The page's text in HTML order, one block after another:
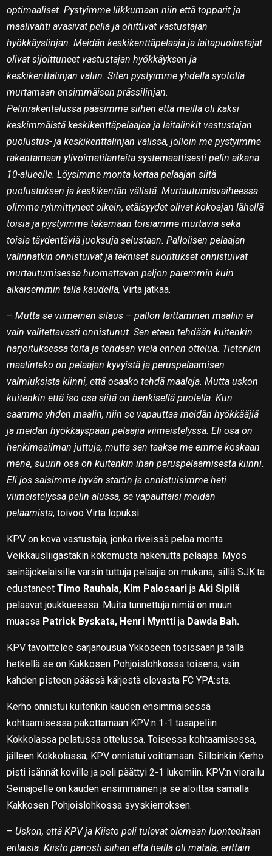
optimaaliset. Pystyimme liikkumaan niin että topparit ja
maalivahti avasivat peliä ja ohittivat vastustajan
hyökkäyslinjan. Meidän keskikenttäpelaaja ja laitapuolustajat
olivat sijoittuneet vastustajan hyökkäyksen ja
keskikenttälinjan väliin. Siten pystyimme yhdellä syötöllä
murtamaan ensimmäisen prässilinjan.
Pelinrakentelussa pääsimme siihen että meillä oli kaksi
keskimmäistä keskikenttäpelaajaa ja laitalinkit vastustajan
puolustus- ja keskikenttälinjan välissä, jolloin me pystyimme
rakentamaan ylivoimatilanteita systemaattisesti pelin aikana
10-alueelle. Löysimme monta kertaa pelaajan siitä
puolustuksen ja keskikentän välistä. Murtautumisvaiheessa
olimme ryhmittyneet oikein, etäisyydet olivat kokoajan lähellä
toisia ja pystyimme tekemään toisiamme murtavia sekä
toisia täydentäviä juoksuja selustaan. Pallolisen pelaajan
valinnatkin onnistuivat ja tekniset suoritukset onnistuivat
murtautumisessa huomattavan paljon paremmin kuin
aikaisemmin tällä kaudella, Virta jatkaa.
–Mutta se viimeinen silaus – pallon laittaminen maaliin ei
vain valitettavasti onnistunut. Sen eteen tehdään kuitenkin
harjoituksessa töitä ja tehdään vielä ennen ottelua. Tietenkin
maalinteko on pelaajan kyvyistä ja peruspelaamisen
valmiuksista kiinni, että osaako tehdä maaleja. Mutta uskon
kuitenkin että iso osa siitä on henkisellä puolella. Kun
saamme yhden maalin, niin se vapauttaa meidän hyökkääjiä
ja meidän hyökkäyspään pelaajia viimeistelyssä. Eli osa on
henkimaailman juttuja, mutta sen taakse me emme koskaan
mene, suurin osa on kuitenkin ihan peruspelaamisesta kiinni.
Eli jos saisimme hyvän startin ja onnistuisimme heti
viimeistelyssä pelin alussa, se vapauttaisi meidän
pelaamista, toivoo Virta lopuksi.
KPV on kova vastustaja, jonka riveissä pelaa monta
Veikkausliigastakin kokemusta hakenutta pelaajaa. Myös
seinäjokelaisille varsin tuttuja pelaajia on mukana, sillä SJK:ta
edustaneetTimo Rauhala, Kim Palosaari jaAki Sipilä
pelaavat joukkueessa. Muita tunnettuja nimiä on muun
muassa Patrick Byskata, Henri Myntti ja Dawda Bah.
KPV tavoittelee sarjanousua Ykköseen tosissaan ja tällä
hetkellä se on Kakkosen Pohjoislohkossa toisena, vain
kahden pisteen päässä kärjestä olevasta FC YPA:sta.
Kerho onnistui kuitenkin kauden ensimmäisessä
kohtaamisessa pakottamaan KPV:n 1-1 tasapeliin
Kokkolassa pelatussa ottelussa. Toisessa kohtaamisessa,
jälleen Kokkolassa, KPV onnistui voittamaan. Silloinkin Kerho
pisti isännät koville ja peli päättyi 2-1 lukemiin. KPV:n vierailu
Seinäjoelle on kauden ensimmäinen ja se aloittaa samalla
Kakkosen Pohjoislohkossa syyskierroksen.
– Uskon, että KPV ja Kiisto peli tulevat olemaan luonteeltaan
erilaisia. Kiisto panosti siihen että heillä oli matala, erittäin